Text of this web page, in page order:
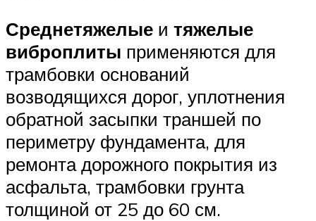
Среднетяжелые и тяжелые
виброплиты применяются для
трамбовки оснований
возводящихся дорог, уплотнения
обратной засыпки траншей по
периметру фундамента, для
ремонта дорожного покрытия из
асфальта, трамбовки грунта
толщиной от 25 до 60 см.